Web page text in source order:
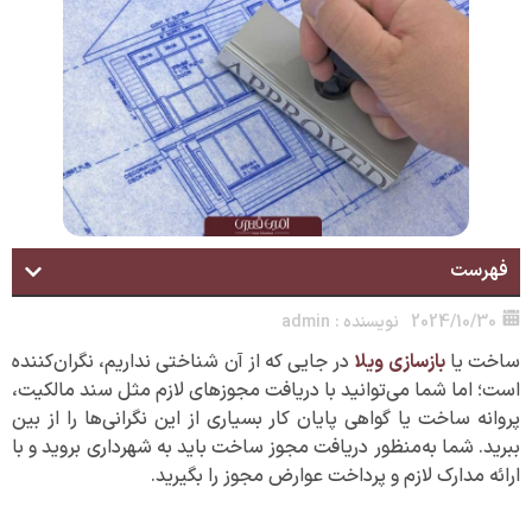
فهرست
2024/10/30 نویسنده : admin
ساخت یا بازسازی ویلادر جایی که از آن شناختی نداریم، نگران‌کننده
است؛ اما شما می‌توانید با دریافت مجوز‌های لازم مثل سند مالکیت،
پروانه ساخت یا گواهی پایان کار بسیاری از این نگرانی‌ها را از بین
ببرید. شما به‌منظور دریافت مجوز ساخت باید به شهرداری بروید و با
ارائه مدارک لازم و پرداخت عوارض مجوز را بگیرید.